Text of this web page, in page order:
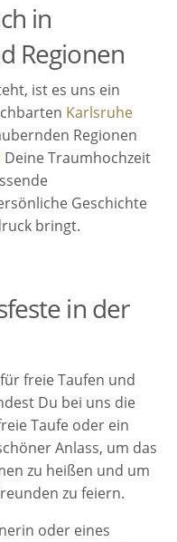
in
Regionen
ist es uns ein
Karlsruhe
Regionen
Deine Traumhochzeit
Geschichte
bringt.
in der
freie Taufen und
Du bei uns die
Taufe oder ein
Anlass, um das
zu heißen und um
zu feiern.
oder eines